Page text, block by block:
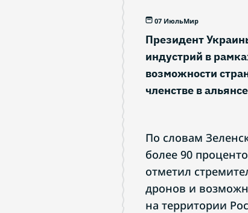
07 ИюльМир
Президент
индустрий в
возможности
членстве в
По словам
более 90
отметил
дронов и
на территории